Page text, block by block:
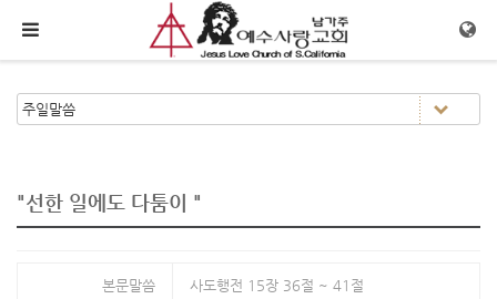
메뉴 건너뛰기
"선한 일에도 다툼이 "
본문말씀 사도행전 15장 36절 ~ 41절